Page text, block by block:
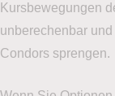
Eine Anleitung
Kursbewegungen
unberechenbar
Condors sprengen.